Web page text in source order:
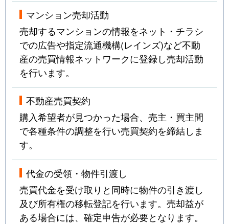
マンション売却活動
売却するマンションの情報をネット・チラシ
での広告や指定流通機構(レインズ)など不動
産の売買情報ネットワークに登録し売却活動
を行います。
不動産売買契約
購入希望者が見つかった場合、売主・買主間
で各種条件の調整を行い売買契約を締結しま
す。
代金の受領・物件引渡し
売買代金を受け取りと同時に物件の引き渡し
及び所有権の移転登記を行います。売却益が
ある場合には、確定申告が必要となります。